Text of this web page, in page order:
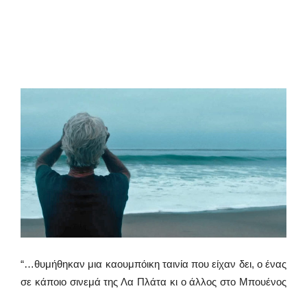
“…θυμήθηκαν μια καουμπόικη ταινία που είχαν δει, ο ένας
σε κάποιο σινεμά της Λα Πλάτα κι ο άλλος στο Μπουένος